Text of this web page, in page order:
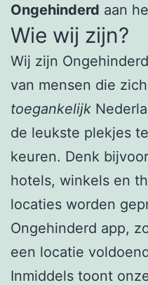
Ongehinderd aan
Wie wij zijn?
Wij zijn
van mensen die
toegankelijk
de leukste plekjes
keuren. Denk
hotels, winkels en
locaties worden
Ongehinderd app,
een locatie
Inmiddels toont